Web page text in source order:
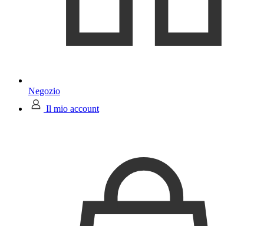
Negozio
Il mio account